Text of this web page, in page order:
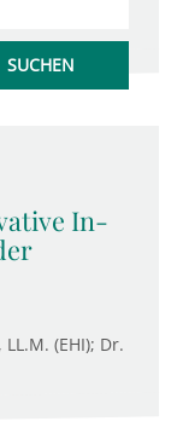
In-
(EHI); Dr.